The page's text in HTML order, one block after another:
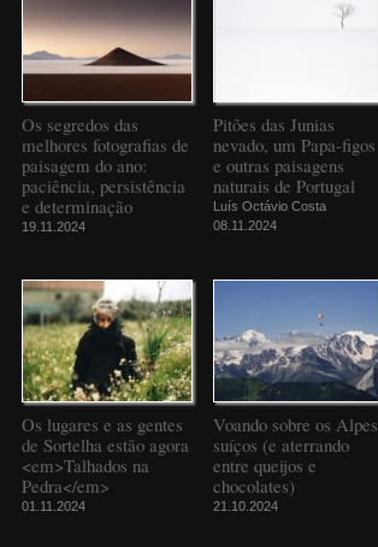
Os segredos das
melhores fotografias de
paisagem do ano:
paciência, persistência
e determinação
19.11.2024
Pitões das Junias
nevado, um Papa-figos
e outras paisagens
naturais de Portugal
Luís Octávio Costa
08.11.2024
Os lugares e as gentes
de Sortelha estão agora
<em>Talhados na
Pedra</em>
01.11.2024
Voando sobre os Alpes
suíços (e aterrando
entre queijos e
chocolates)
21.10.2024